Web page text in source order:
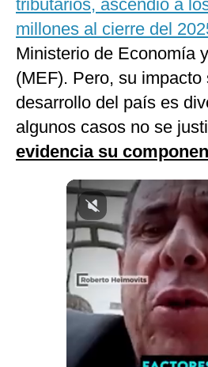
Mix
G de Gestión
Notas Contratadas
Podcast
Gestión TV
gestion.pe
Condiciones
tributarios, ascendió a
millones al cierre del
Ministerio de Economía
(MEF). Pero, su impacto
desarrollo del país es
algunos casos no se
evidencia su